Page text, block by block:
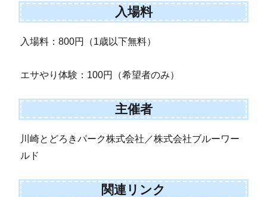
入場料
入場料：800円（1歳以下無料）
エサやり体験：100円（希望者のみ）
主催者
川崎とどろきパーク株式会社／株式会社ブルーワー
ルド
関連リンク